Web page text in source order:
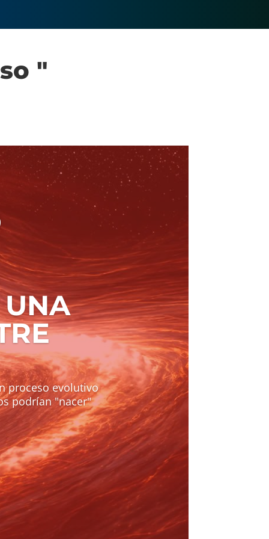
"
proceso evolutivo
podrían "nacer"